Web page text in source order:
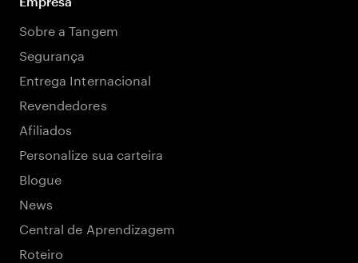
Sobre a Tangem
Segurança
Entrega Internacional
Revendedores
Afiliados
Personalize sua carteira
Blogue
News
Central de Aprendizagem
Roteiro